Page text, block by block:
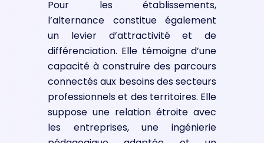
Pour les établissements,
l’alternance constitue également
un levier d’attractivité et de
différenciation. Elle témoigne d’une
capacité à construire des parcours
connectés aux besoins des secteurs
professionnels et des territoires. Elle
suppose une relation étroite avec
les entreprises, une ingénierie